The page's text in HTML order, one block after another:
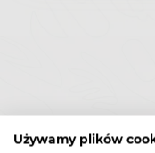
Używamy plików